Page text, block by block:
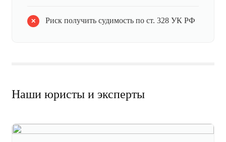
Риск получить судимость по ст. 328 УК РФ
Наши юристы и эксперты